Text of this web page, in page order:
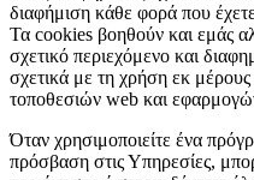
διαφήμιση κάθε φορά που
Τα cookies βοηθούν και εμάς
σχετικό περιεχόμενο και
σχετικά με τη χρήση εκ
τοποθεσιών web και
Όταν χρησιμοποιείτε ένα
πρόσβαση στις Υπηρεσίες,